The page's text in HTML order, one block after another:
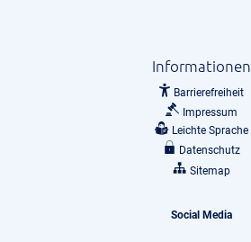
Informationen
Barrierefreiheit
Impressum
Leichte Sprache
Datenschutz
Sitemap
Social Media